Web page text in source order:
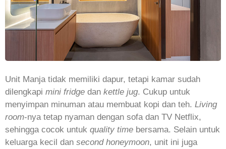
Unit Manja tidak memiliki dapur, tetapi kamar sudah
dilengkapi mini fridge dan kettle jug. Cukup untuk
menyimpan minuman atau membuat kopi dan teh. Living
room-nya tetap nyaman dengan sofa dan TV Netflix,
sehingga cocok untuk quality time bersama. Selain untuk
keluarga kecil dan second honeymoon, unit ini juga